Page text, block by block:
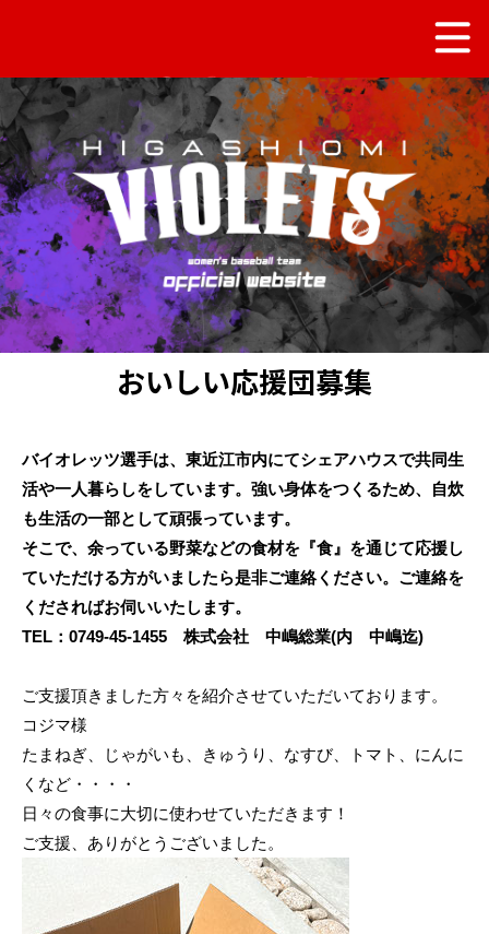
おいしい応援団募集
バイオレッツ選手は、東近江市内にてシェアハウスで共同生
活や一人暮らしをしています。強い身体をつくるため、自炊
も生活の一部として頑張っています。
そこで、余っている野菜などの食材を『食』を通じて応援し
ていただける方がいましたら是非ご連絡ください。ご連絡を
くださればお伺いいたします。
TEL：0749-45-1455 株式会社 中嶋総業(内 中嶋迄)
ご支援頂きました方々を紹介させていただいております。
コジマ様
たまねぎ、じゃがいも、きゅうり、なすび、トマト、にんに
くなど・・・・
日々の食事に大切に使わせていただきます！
ご支援、ありがとうございました。